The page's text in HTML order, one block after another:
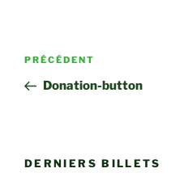
Navigation
l’article
Article
précédent
PRÉCÉDENT
Donation-button
DERNIERS BILLETS